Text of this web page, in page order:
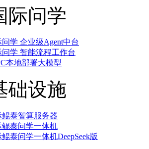
际问学
学 企业级Agent中台
学 智能流程工作台
本地部署大模型
础设施
泰智算服务器
鲲泰问学一体机
泰问学一体机DeepSeek版